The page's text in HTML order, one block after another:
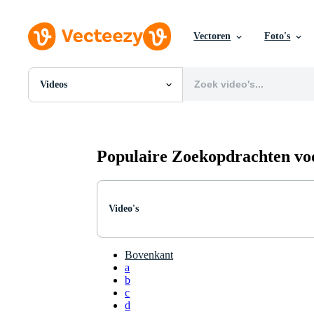
Vectoren Foto's
Videos
Alle Afbeeldingen
Redactionele Afbeeldingen
Populaire Zoekopdrachten
Video's
Bovenkant
a
b
c
d